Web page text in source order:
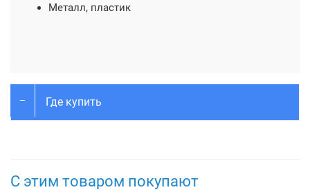
Металл, пластик
Где купить
С этим товаром покупают